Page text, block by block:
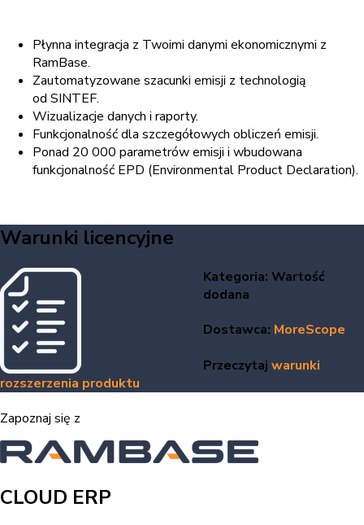
Płynna integracja z Twoimi danymi ekonomicznymi z
RamBase.
Zautomatyzowane szacunki emisji z technologią
od SINTEF.
Wizualizacje danych i raporty.
Funkcjonalność dla szczegółowych obliczeń emisji.
Ponad 20 000 parametrów emisji i wbudowana
funkcjonalność EPD (Environmental Product Declaration).
Warunki licencyjne
Kategoria: Wartość
dodana
Dostawca: MoreScope
Przeczytaj warunki
rozszerzenia produktu
Zapoznaj się z
CLOUD ERP